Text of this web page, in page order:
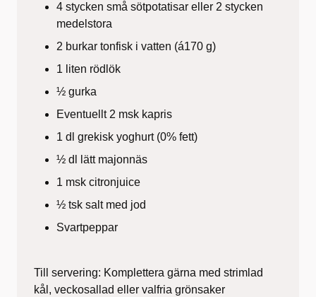
4 stycken små sötpotatisar eller 2 stycken
medelstora
2 burkar tonfisk i vatten (á170 g)
1 liten rödlök
½ gurka
Eventuellt 2 msk kapris
1 dl grekisk yoghurt (0% fett)
½ dl lätt majonnäs
1 msk citronjuice
½ tsk salt med jod
Svartpeppar
Till servering: Komplettera gärna med strimlad
kål, veckosallad eller valfria grönsaker